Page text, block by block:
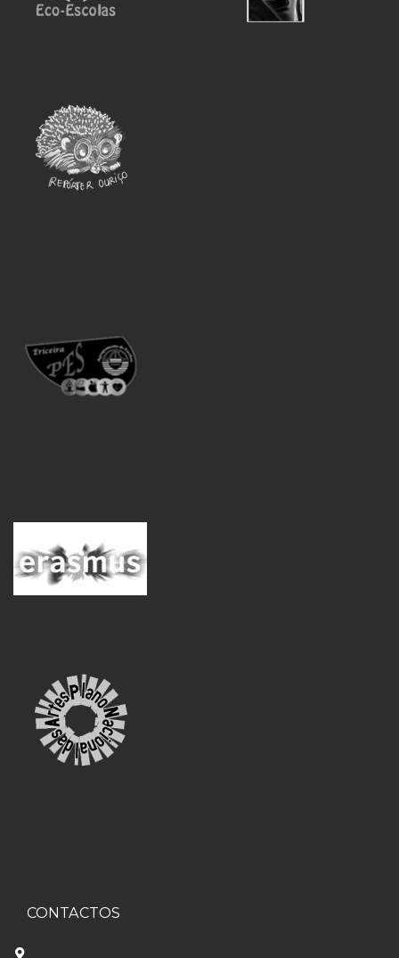
CONTACTOS